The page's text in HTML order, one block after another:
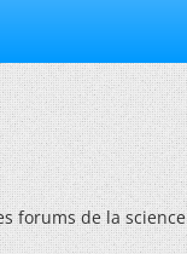
forums de la science